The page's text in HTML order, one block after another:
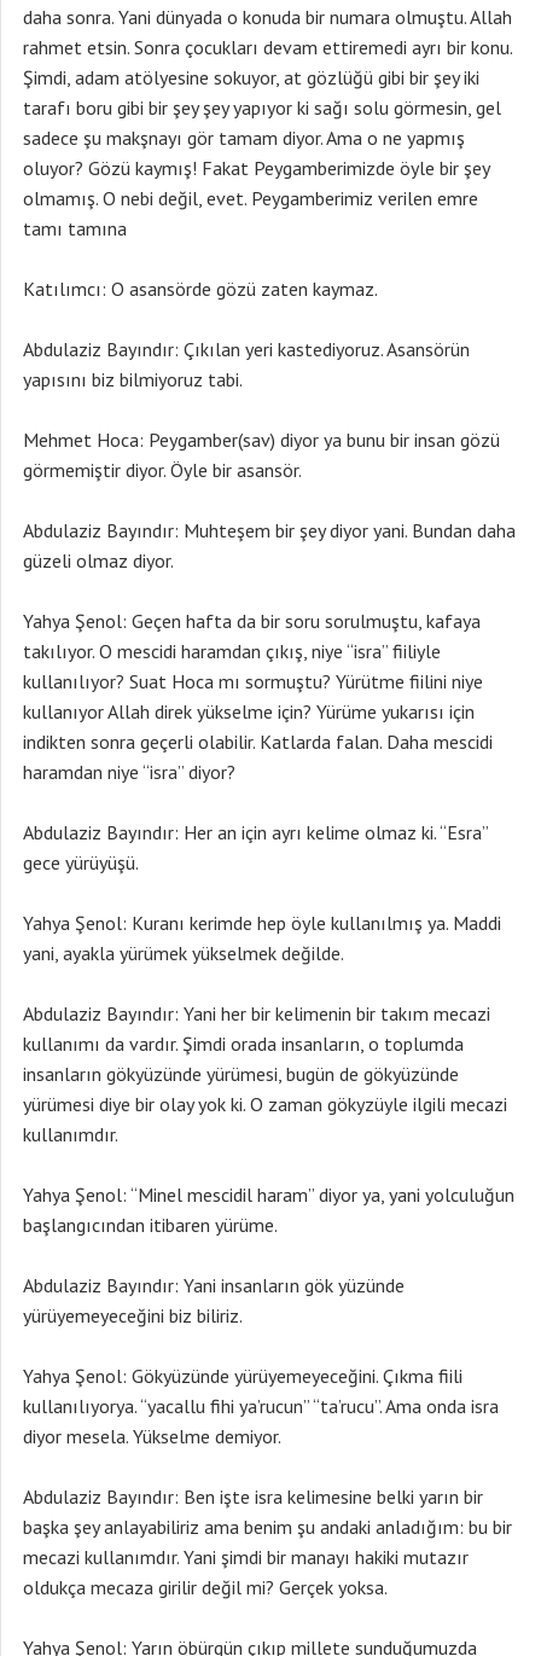
daha sonra. Yani dünyada o konuda bir numara olmuştu. Allah
rahmet etsin. Sonra çocukları devam ettiremedi ayrı bir konu.
Şimdi, adam atölyesine sokuyor, at gözlüğü gibi bir şey iki
tarafı boru gibi bir şey şey yapıyor ki sağı solu görmesin, gel
sadece şu makşnayı gör tamam diyor. Ama o ne yapmış
oluyor? Gözü kaymış! Fakat Peygamberimizde öyle bir şey
olmamış. O nebi değil, evet. Peygamberimiz verilen emre
tamı tamına
Katılımcı: O asansörde gözü zaten kaymaz.
Abdulaziz Bayındır: Çıkılan yeri kastediyoruz. Asansörün
yapısını biz bilmiyoruz tabi.
Mehmet Hoca: Peygamber(sav) diyor ya bunu bir insan gözü
görmemiştir diyor. Öyle bir asansör.
Abdulaziz Bayındır: Muhteşem bir şey diyor yani. Bundan daha
güzeli olmaz diyor.
Yahya Şenol: Geçen hafta da bir soru sorulmuştu, kafaya
takılıyor. O mescidi haramdan çıkış, niye “isra” fiiliyle
kullanılıyor? Suat Hoca mı sormuştu? Yürütme fiilini niye
kullanıyor Allah direk yükselme için? Yürüme yukarısı için
indikten sonra geçerli olabilir. Katlarda falan. Daha mescidi
haramdan niye “isra” diyor?
Abdulaziz Bayındır: Her an için ayrı kelime olmaz ki. “Esra”
gece yürüyüşü.
Yahya Şenol: Kuranı kerimde hep öyle kullanılmış ya. Maddi
yani, ayakla yürümek yükselmek değilde.
Abdulaziz Bayındır: Yani her bir kelimenin bir takım mecazi
kullanımı da vardır. Şimdi orada insanların, o toplumda
insanların gökyüzünde yürümesi, bugün de gökyüzünde
yürümesi diye bir olay yok ki. O zaman gökyzüyle ilgili mecazi
kullanımdır.
Yahya Şenol: “Minel mescidil haram” diyor ya, yani yolculuğun
başlangıcından itibaren yürüme.
Abdulaziz Bayındır: Yani insanların gök yüzünde
yürüyemeyeceğini biz biliriz.
Yahya Şenol: Gökyüzünde yürüyemeyeceğini. Çıkma fiili
kullanılıyorya. “yacallu fihi ya’rucun” “ta’rucu”. Ama onda isra
diyor mesela. Yükselme demiyor.
Abdulaziz Bayındır: Ben işte isra kelimesine belki yarın bir
başka şey anlayabiliriz ama benim şu andaki anladığım: bu bir
mecazi kullanımdır. Yani şimdi bir manayı hakiki mutazır
oldukça mecaza girilir değil mi? Gerçek yoksa.
Yahya Şenol: Yarın öbürgün çıkıp millete sunduğumuzda